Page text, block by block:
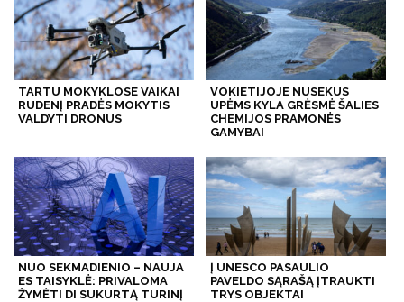
TARTU MOKYKLOSE VAIKAI
RUDENĮ PRADĖS MOKYTIS
VALDYTI DRONUS
VOKIETIJOJE NUSEKUS
UPĖMS KYLA GRĖSMĖ ŠALIES
CHEMIJOS PRAMONĖS
GAMYBAI
NUO SEKMADIENIO – NAUJA
ES TAISYKLĖ: PRIVALOMA
ŽYMĖTI DI SUKURTĄ TURINĮ
Į UNESCO PASAULIO
PAVELDO SĄRAŠĄ ĮTRAUKTI
TRYS OBJEKTAI